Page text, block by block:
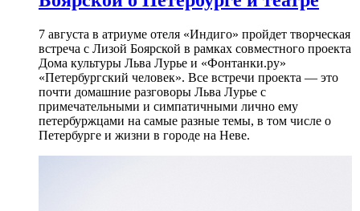
7 августа в атриуме отеля «Индиго» пройдет творческая
встреча с Лизой Боярской в рамках совместного проекта
Дома культуры Льва Лурье и «Фонтанки.ру»
«Петербургский человек». Все встречи проекта — это
почти домашние разговоры Льва Лурье с
примечательными и симпатичными лично ему
петербуржцами на самые разные темы, в том числе о
Петербурге и жизни в городе на Неве.